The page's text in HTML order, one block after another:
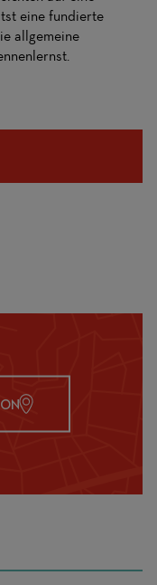
eine fundierte
allgemeine